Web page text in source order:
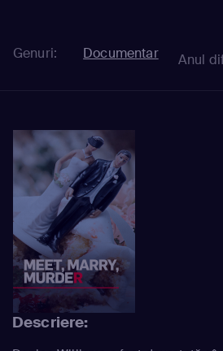
Genuri: Documentar Anul
Descriere: